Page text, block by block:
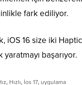
fark ediliyor.
iOS 16 size iki
yaratmayı başarıyor.
, Hızlı, İos 17, uygulama